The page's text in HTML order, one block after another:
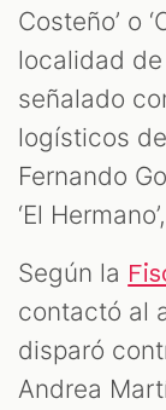
Costeño’ o
localidad
señalado
logísticos
Fernando
‘El
Según la
contactó al
disparó
Andrea